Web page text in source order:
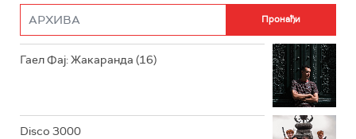
РАДИО РОКЕНРОЛЕР
РАДИО ЏЕЗЕР
Гаел Фај: Жакаранда (16)
Disco 3000